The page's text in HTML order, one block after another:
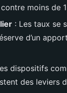
moins de
: Les taux se
d’un
dispositifs
des leviers